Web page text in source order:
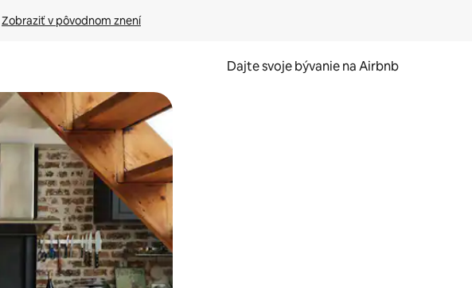
Zobraziť v pôvodnom znení
Dajte svoje bývanie na Airbnb